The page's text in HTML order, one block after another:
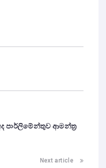
පාර්ලිමේන්තුව ආමන්ත්‍ර
Next article